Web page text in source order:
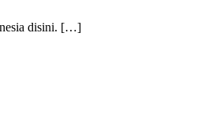
disini. […]